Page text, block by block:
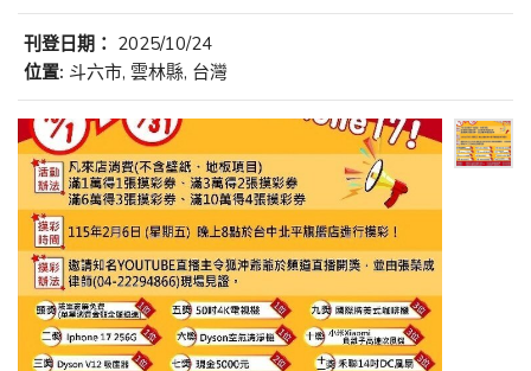
刊登日期： 2025/10/24
位置: 斗六市, 雲林縣, 台灣